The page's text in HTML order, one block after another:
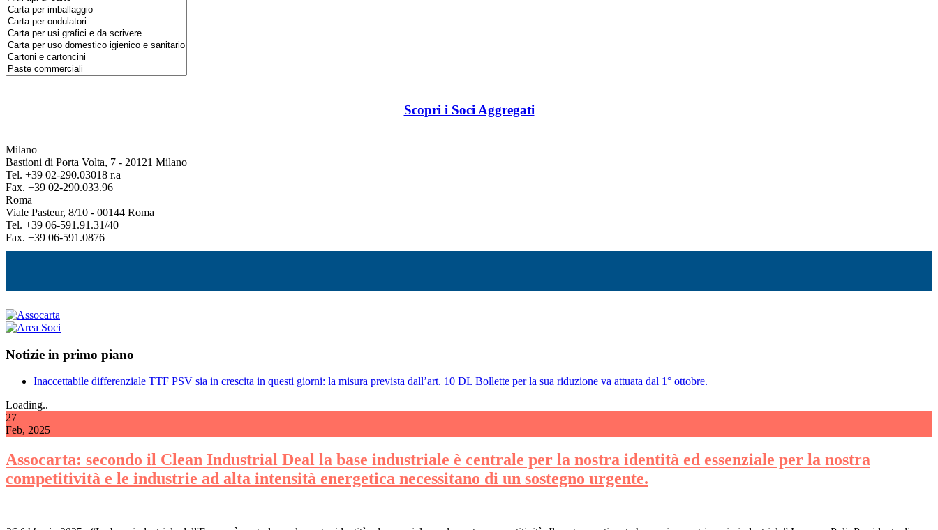
Scopri i Soci Aggregati
Milano
Bastioni di Porta Volta, 7 - 20121 Milano
Tel. +39 02-290.03018 r.a
Fax. +39 02-290.033.96
Roma
Viale Pasteur, 8/10 - 00144 Roma
Tel. +39 06-591.91.31/40
Fax. +39 06-591.0876
Notizie in primo piano
Inaccettabile differenziale TTF PSV sia in crescita in questi giorni: la misura prevista dall’art. 10 DL Bollette per la sua riduzione va attuata dal 1° ottobre.
Loading..
27
Feb, 2025
Assocarta: secondo il Clean Industrial Deal la base industriale è centrale per la nostra identità ed essenziale per la nostra
competitività e le industrie ad alta intensità energetica necessitano di un sostegno urgente.